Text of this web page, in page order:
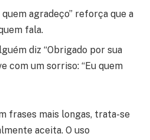
quem agradeço” reforça que a
fala.
diz “Obrigado por sua
com um sorriso: “Eu quem
frases mais longas, trata-se
aceita. O uso